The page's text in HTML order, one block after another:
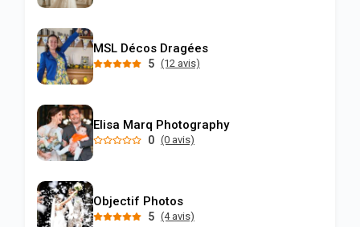
MSL Décos Dragées
5 (12 avis)
Elisa Marq Photography
0 (0 avis)
Objectif Photos
5 (4 avis)